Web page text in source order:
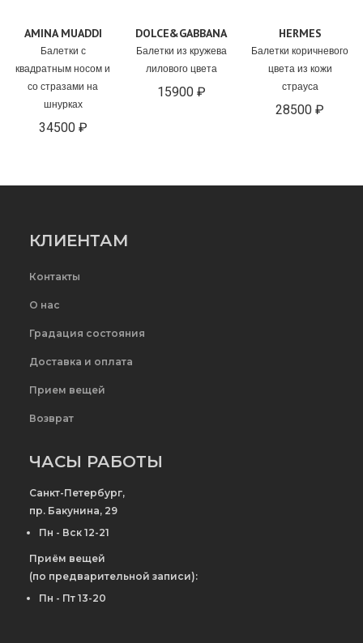
AMINA MUADDI
Балетки с
квадратным носом и
со стразами на
шнурках
34500 ₽
DOLCE&GABBANA
Балетки из кружева
лилового цвета
15900 ₽
HERMES
Балетки коричневого
цвета из кожи
страуса
28500 ₽
КЛИЕНТАМ
Контакты
О нас
Градация состояния
Доставка и оплата
Прием вещей
Возврат
ЧАСЫ РАБОТЫ
Санкт-Петербург,
пр. Бакунина, 29
Пн - Вск 12-21
Приём вещей
(по предварительной записи):
Пн - Пт 13-20